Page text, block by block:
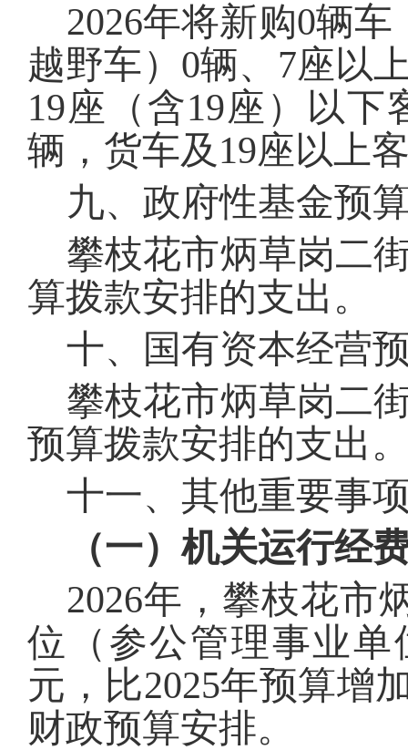
2026年将新购0辆车
越野车） 0辆、7座以
19座（含19座）以下
辆，货车及19座以上
九、政府性基金预
攀枝花市炳草岗二
算拨款安排的支出。
十、国有资本经营
攀枝花市炳草岗二
预算拨款安排的支出
十一、其他重要事
（一）机关运行经
2026年， 攀枝花市
位（参公管理事业
元，比2025年预算增
财政预算安排。